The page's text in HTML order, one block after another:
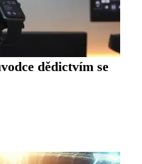
dědictvím se